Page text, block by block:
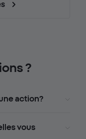
?
action?
vous